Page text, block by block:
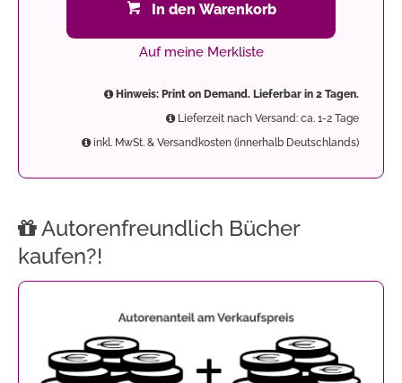
In den Warenkorb
Auf meine Merkliste
Hinweis: Print on Demand. Lieferbar in 2 Tagen.
Lieferzeit nach Versand: ca. 1-2 Tage
inkl. MwSt. & Versandkosten (innerhalb Deutschlands)
Autorenfreundlich Bücher
kaufen?!